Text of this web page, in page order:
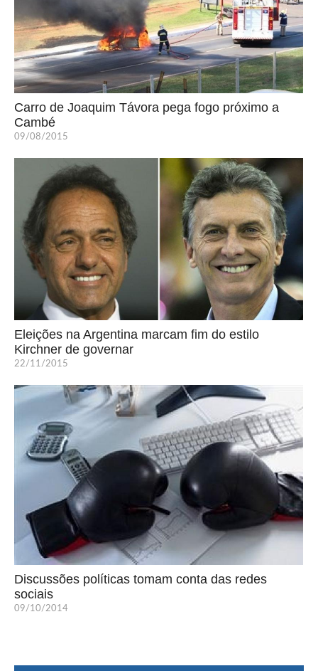
Carro de Joaquim Távora pega fogo próximo a
Cambé
09/08/2015
Eleições na Argentina marcam fim do estilo
Kirchner de governar
22/11/2015
Discussões políticas tomam conta das redes
sociais
09/10/2014